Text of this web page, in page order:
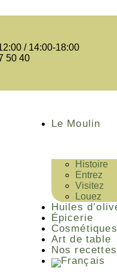
/ 14:00-18:00
50 40
Le Moulin
Histoire
Entrez
Visitez
Louez
Huiles
Épicerie
Cosmétiques
Art de table
Nos recettes